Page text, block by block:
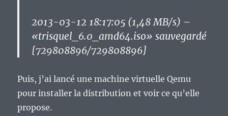
2013-03-12 18:17:05 (1,48 MB/s) –
«trisquel_6.0_amd64.iso» sauvegardé
[729808896/729808896]
Puis, j’ai lancé une machine virtuelle Qemu
pour installer la distribution et voir ce qu’elle
propose.